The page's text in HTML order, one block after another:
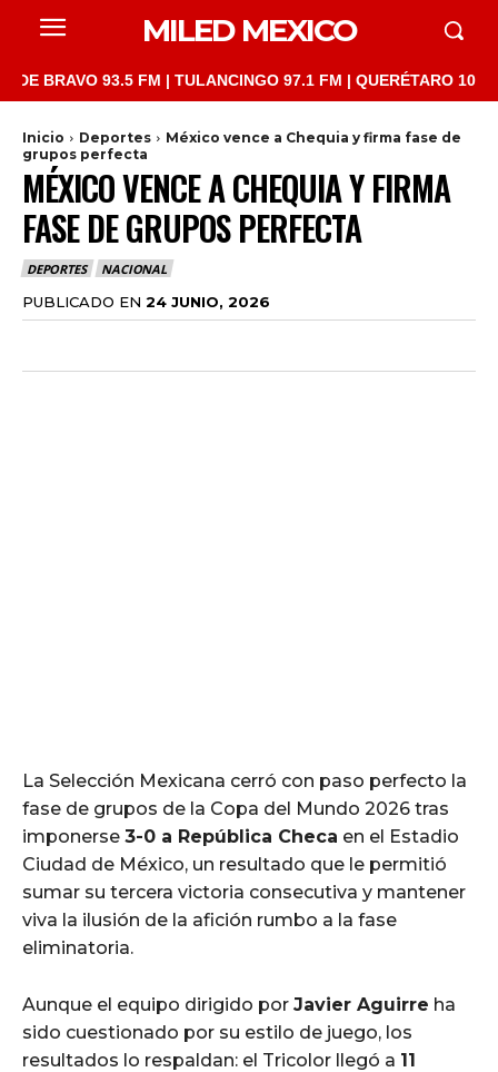
MILED MEXICO
93.5 FM | TULANCINGO 97.1 FM | QUERÉTARO 103.1
Inicio Deportes
México vence a Chequia y firma fase de
grupos perfecta
MÉXICO VENCE A CHEQUIA Y FIRMA
FASE DE GRUPOS PERFECTA
DEPORTES NACIONAL
PUBLICADO EN 24 JUNIO, 2026
La Selección Mexicana cerró con paso perfecto la
fase de grupos de la Copa del Mundo 2026 tras
imponerse 3-0 a República Checa en el Estadio
Ciudad de México, un resultado que le permitió
sumar su tercera victoria consecutiva y mantener
viva la ilusión de la afición rumbo a la fase
eliminatoria.
Aunque el equipo dirigido por Javier Aguirre ha
sido cuestionado por su estilo de juego, los
resultados lo respaldan: el Tricolor llegó a 11